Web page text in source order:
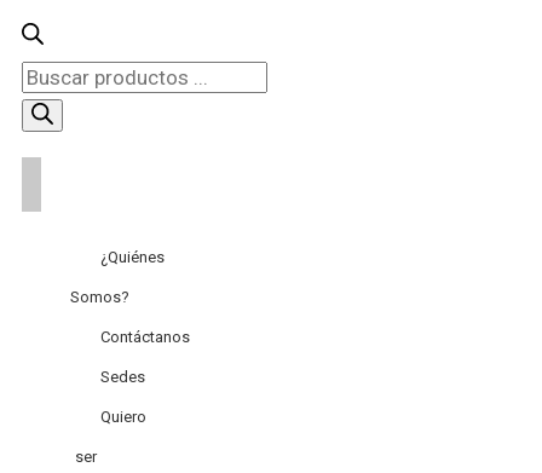
Búsqueda
de
productos
¿Quiénes
Somos?
Contáctanos
Sedes
Quiero
ser